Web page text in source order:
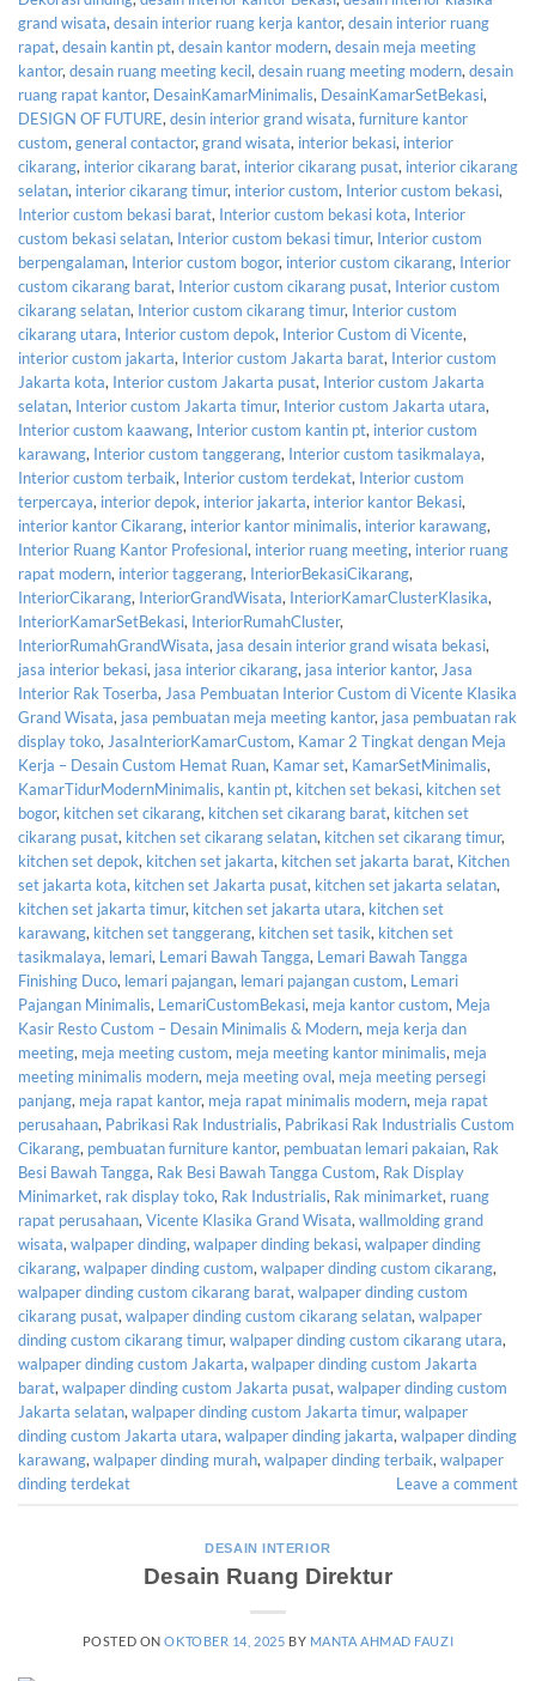
grand wisata, desain interior ruang kerja kantor, desain interior ruang
rapat, desain kantin pt, desain kantor modern, desain meja meeting
kantor, desain ruang meeting kecil, desain ruang meeting modern, desain
ruang rapat kantor, DesainKamarMinimalis, DesainKamarSetBekasi,
DESIGN OF FUTURE, desin interior grand wisata, furniture kantor
custom, general contactor, grand wisata, interior bekasi, interior
cikarang, interior cikarang barat, interior cikarang pusat, interior cikarang
selatan, interior cikarang timur, interior custom, Interior custom bekasi,
Interior custom bekasi barat, Interior custom bekasi kota, Interior
custom bekasi selatan, Interior custom bekasi timur, Interior custom
berpengalaman, Interior custom bogor, interior custom cikarang, Interior
custom cikarang barat, Interior custom cikarang pusat, Interior custom
cikarang selatan, Interior custom cikarang timur, Interior custom
cikarang utara, Interior custom depok, Interior Custom di Vicente,
interior custom jakarta, Interior custom Jakarta barat, Interior custom
Jakarta kota, Interior custom Jakarta pusat, Interior custom Jakarta
selatan, Interior custom Jakarta timur, Interior custom Jakarta utara,
Interior custom kaawang, Interior custom kantin pt, interior custom
karawang, Interior custom tanggerang, Interior custom tasikmalaya,
Interior custom terbaik, Interior custom terdekat, Interior custom
terpercaya, interior depok, interior jakarta, interior kantor Bekasi,
interior kantor Cikarang, interior kantor minimalis, interior karawang,
Interior Ruang Kantor Profesional, interior ruang meeting, interior ruang
rapat modern, interior taggerang, InteriorBekasiCikarang,
InteriorCikarang, InteriorGrandWisata, InteriorKamarClusterKlasika,
InteriorKamarSetBekasi, InteriorRumahCluster,
InteriorRumahGrandWisata, jasa desain interior grand wisata bekasi,
jasa interior bekasi, jasa interior cikarang, jasa interior kantor, Jasa
Interior Rak Toserba, Jasa Pembuatan Interior Custom di Vicente Klasika
Grand Wisata, jasa pembuatan meja meeting kantor, jasa pembuatan rak
display toko, JasaInteriorKamarCustom, Kamar 2 Tingkat dengan Meja
Kerja – Desain Custom Hemat Ruan, Kamar set, KamarSetMinimalis,
KamarTidurModernMinimalis, kantin pt, kitchen set bekasi, kitchen set
bogor, kitchen set cikarang, kitchen set cikarang barat, kitchen set
cikarang pusat, kitchen set cikarang selatan, kitchen set cikarang timur,
kitchen set depok, kitchen set jakarta, kitchen set jakarta barat, Kitchen
set jakarta kota, kitchen set Jakarta pusat, kitchen set jakarta selatan,
kitchen set jakarta timur, kitchen set jakarta utara, kitchen set
karawang, kitchen set tanggerang, kitchen set tasik, kitchen set
tasikmalaya, lemari, Lemari Bawah Tangga, Lemari Bawah Tangga
Finishing Duco, lemari pajangan, lemari pajangan custom, Lemari
Pajangan Minimalis, LemariCustomBekasi, meja kantor custom, Meja
Kasir Resto Custom – Desain Minimalis & Modern, meja kerja dan
meeting, meja meeting custom, meja meeting kantor minimalis, meja
meeting minimalis modern, meja meeting oval, meja meeting persegi
panjang, meja rapat kantor, meja rapat minimalis modern, meja rapat
perusahaan, Pabrikasi Rak Industrialis, Pabrikasi Rak Industrialis Custom
Cikarang, pembuatan furniture kantor, pembuatan lemari pakaian, Rak
Besi Bawah Tangga, Rak Besi Bawah Tangga Custom, Rak Display
Minimarket, rak display toko, Rak Industrialis, Rak minimarket, ruang
rapat perusahaan, Vicente Klasika Grand Wisata, wallmolding grand
wisata, walpaper dinding, walpaper dinding bekasi, walpaper dinding
cikarang, walpaper dinding custom, walpaper dinding custom cikarang,
walpaper dinding custom cikarang barat, walpaper dinding custom
cikarang pusat, walpaper dinding custom cikarang selatan, walpaper
dinding custom cikarang timur, walpaper dinding custom cikarang utara,
walpaper dinding custom Jakarta, walpaper dinding custom Jakarta
barat, walpaper dinding custom Jakarta pusat, walpaper dinding custom
Jakarta selatan, walpaper dinding custom Jakarta timur, walpaper
dinding custom Jakarta utara, walpaper dinding jakarta, walpaper dinding
karawang, walpaper dinding murah, walpaper dinding terbaik, walpaper
dinding terdekat
Leave a comment
DESAIN INTERIOR
Desain Ruang Direktur
POSTED ONOKTOBER 14, 2025 BY MANTA AHMAD FAUZI